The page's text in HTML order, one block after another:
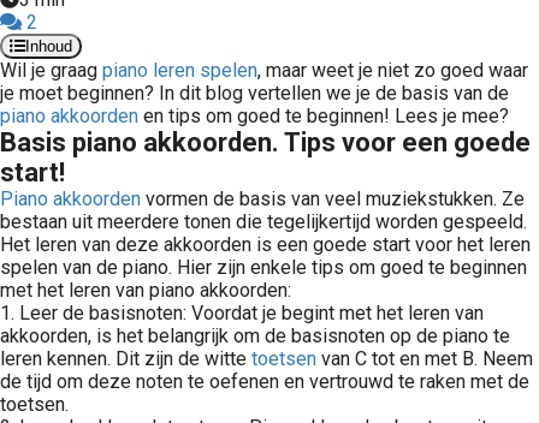
2
Inhoud
Wil je graag piano leren spelen, maar weet je niet zo goed waar
je moet beginnen? In dit blog vertellen we je de basis van de
piano akkoorden en tips om goed te beginnen! Lees je mee?
Basis piano akkoorden. Tips voor een goede
start!
Piano akkoorden vormen de basis van veel muziekstukken. Ze
bestaan uit meerdere tonen die tegelijkertijd worden gespeeld.
Het leren van deze akkoorden is een goede start voor het leren
spelen van de piano. Hier zijn enkele tips om goed te beginnen
met het leren van piano akkoorden:
1. Leer de basisnoten: Voordat je begint met het leren van
akkoorden, is het belangrijk om de basisnoten op de piano te
leren kennen. Dit zijn de witte toetsen van C tot en met B. Neem
de tijd om deze noten te oefenen en vertrouwd te raken met de
toetsen.